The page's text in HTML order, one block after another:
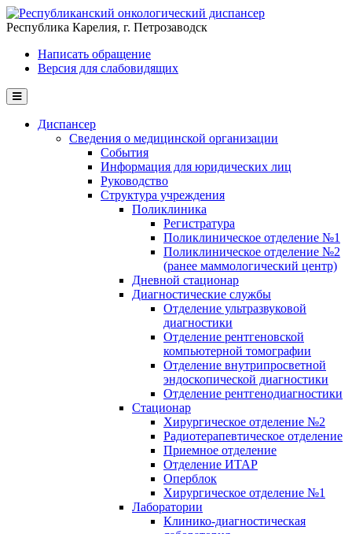
Перейти к основному содержанию
Республика Карелия, г. Петрозаводск
Написать обращение
Версия для слабовидящих
Диспансер
Сведения о медицинской организации
События
Информация для юридических лиц
Руководство
Структура учреждения
Поликлиника
Регистратура
Поликлиническое отделение №1
Поликлиническое отделение №2
(ранее маммологический центр)
Дневной стационар
Диагностические службы
Отделение ультразвуковой
диагностики
Отделение рентгеновской
компьютерной томографии
Отделение внутрипросветной
эндоскопической диагностики
Отделение рентгенодиагностики
Стационар
Хирургическое отделение №2
Радиотерапевтическое отделение
Приемное отделение
Отделение ИТАР
Оперблок
Хирургическое отделение №1
Лаборатории
Клинико-диагностическая